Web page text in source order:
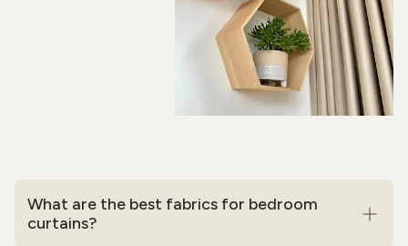
What are the best fabrics for bedroom
curtains?